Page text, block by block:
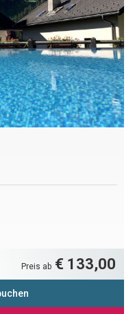
Preis ab € 133,00